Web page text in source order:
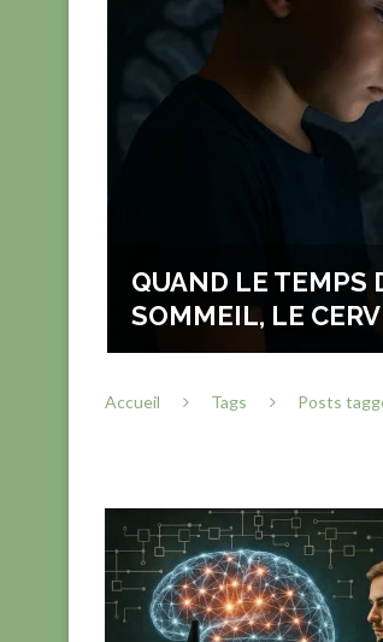
QUAND LE TEMPS
SOMMEIL, LE
Accueil Tags Posts